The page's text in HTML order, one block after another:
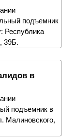
подъемник
Республика
39Б.
в
подъемник в
Малиновского,